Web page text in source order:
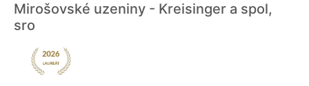
Mirošovské uzeniny - Kreisinger a spol,
sro